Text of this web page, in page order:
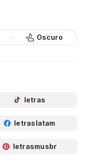
Oscuro
letras
letraslatam
letrasmusbr